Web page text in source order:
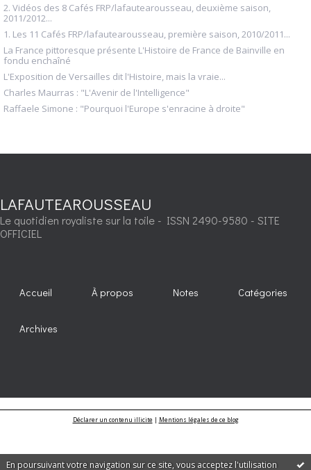
En poursuivant votre navigation sur ce site, vous acceptez l'utilisation
2. Vidéos des 8 Cafés FRP/lafautearousseau, deuxième saison,
2011/2012...
1. Les 11 Cafés FRP/lafautearousseau, première saison, 2010/2011...
La France pittoresque présente L'Histoire de France de Bainville en
fondu enchaîné
L'Exposition de Versailles dit l'Histoire, mais la vraie...
Charles Maurras : "L'Avenir de l'Intelligence"
Raffaele Simone : "Pourquoi l'Europe s'enracine à droite"
LAFAUTEAROUSSEAU
Le quotidien royaliste sur la toile - ISSN 2490-9580 - SITE
OFFICIEL
Accueil À propos Notes Catégories
Archives
Déclarer un contenu illicite| Mentions légales de ce blog